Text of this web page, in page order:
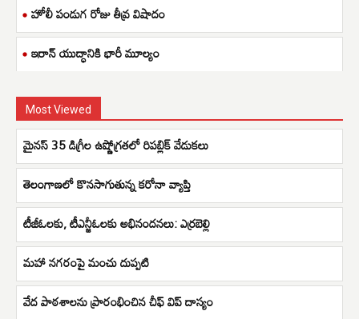
హోలీ పండుగ రోజు తీవ్ర విషాదం
ఇరాన్ యుద్ధానికి భారీ మూల్యం
Most Viewed
మైనస్ 35 డిగ్రీల ఉష్ణోగ్రతలో రిపబ్లిక్ వేడుకలు
తెలంగాణలో కొనసాగుతున్న కరోనా వ్యాప్తి
టీజీఓలకు, టీఎన్జీఓలకు అభినందనలు: ఎర్రబెల్లి
మహా నగరంపై మంచు దుప్పటి
వేద పాఠశాలను ప్రారంభించిన చీఫ్ విప్ దాస్యం